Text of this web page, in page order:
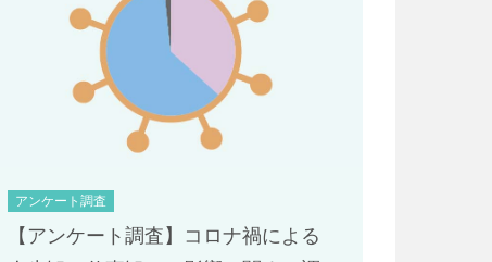
アンケート調査
【アンケート調査】コロナ禍による